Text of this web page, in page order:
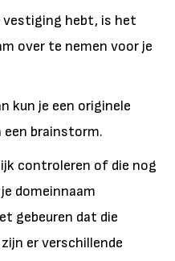
vestiging hebt, is het
over te nemen voor je
kun je een originele
een brainstorm.
controleren of die nog
domeinnaam
gebeuren dat die
er verschillende